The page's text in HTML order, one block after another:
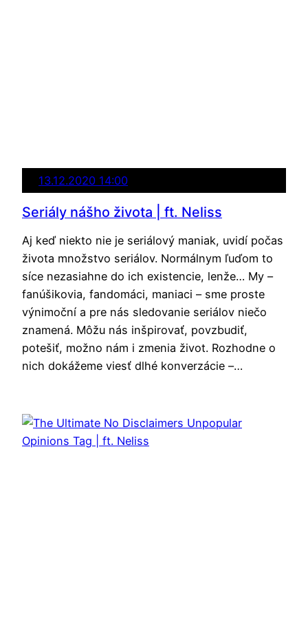
13.12.2020 14:00
Seriály nášho života | ft. Neliss
Aj keď niekto nie je seriálový maniak, uvidí počas
života množstvo seriálov. Normálnym ľuďom to
síce nezasiahne do ich existencie, lenže… My –
fanúšikovia, fandomáci, maniaci – sme proste
výnimoční a pre nás sledovanie seriálov niečo
znamená. Môžu nás inšpirovať, povzbudiť,
potešiť, možno nám i zmenia život. Rozhodne o
nich dokážeme viesť dlhé konverzácie –…